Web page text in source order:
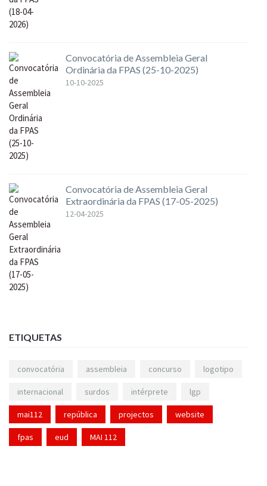
Convocatória de Assembleia Geral
Ordinária da FPAS (25-10-2025)
10-10-2025
Convocatória de Assembleia Geral
Extraordinária da FPAS (17-05-2025)
12-04-2025
ETIQUETAS
convocatória assembleia concurso logotipo
internacional surdos intérprete lgp
mai112 república projectos website
fpas eud MAI 112